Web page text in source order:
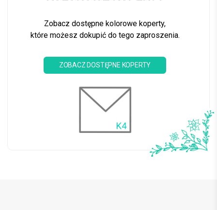
Zobacz dostępne kolorowe koperty,
które możesz dokupić do tego zaproszenia.
ZOBACZ DOSTĘPNE KOPERTY